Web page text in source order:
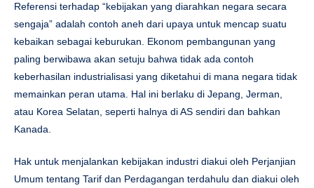
Referensi terhadap “kebijakan yang diarahkan negara secara
sengaja” adalah contoh aneh dari upaya untuk mencap suatu
kebaikan sebagai keburukan. Ekonom pembangunan yang
paling berwibawa akan setuju bahwa tidak ada contoh
keberhasilan industrialisasi yang diketahui di mana negara tidak
memainkan peran utama. Hal ini berlaku di Jepang, Jerman,
atau Korea Selatan, seperti halnya di AS sendiri dan bahkan
Kanada.
Hak untuk menjalankan kebijakan industri diakui oleh Perjanjian
Umum tentang Tarif dan Perdagangan terdahulu dan diakui oleh